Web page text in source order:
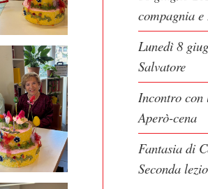
compagnia
Lunedì 8
Salvatore
Incontro
Aperò-cena
Fantasia di
Seconda